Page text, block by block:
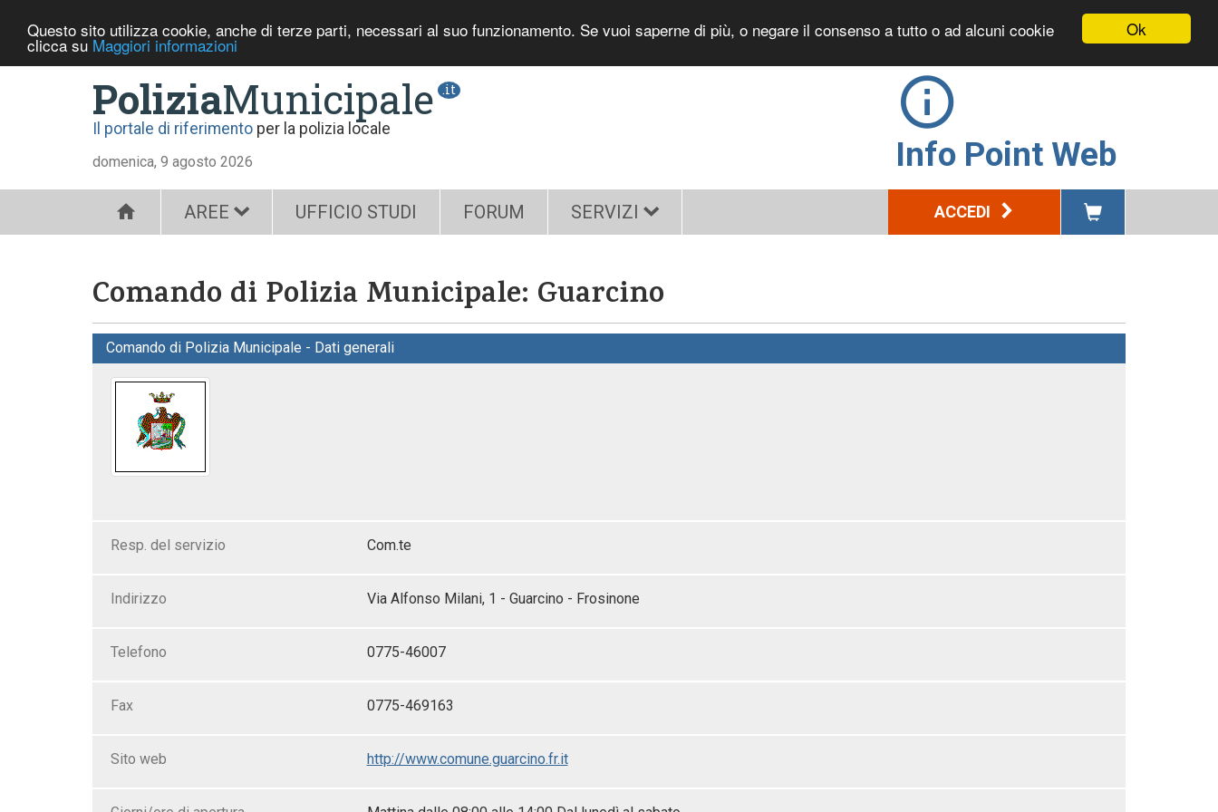
Ok
Questo sito utilizza cookie, anche di terze parti, necessari al suo funzionamento. Se vuoi saperne di più, o negare il consenso a tutto o ad alcuni cookie
clicca su Maggiori informazioni
PoliziaMunicipale .it
Il portale di riferimento per la polizia locale
domenica, 9 agosto 2026 Info Point Web
AREE UFFICIO STUDI FORUM SERVIZI ACCEDI
Comando di Polizia Municipale: Guarcino
Comando di Polizia Municipale - Dati generali
Resp. del servizio Com.te
Indirizzo Via Alfonso Milani, 1 - Guarcino - Frosinone
Telefono 0775-46007
Fax 0775-469163
Sito web http://www.comune.guarcino.fr.it